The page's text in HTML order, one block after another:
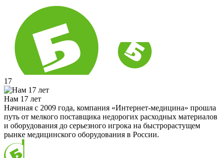
17
Нам 17 лет
Начиная с 2009 года, компания «Интернет-медицина» прошла
путь от мелкого поставщика недорогих расходных материалов
и оборудования до серьезного игрока на быстрорастущем
рынке медицинского оборудования в России.